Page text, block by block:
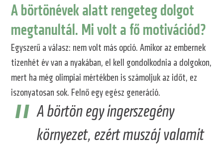
A börtönévek alatt rengeteg dolgot
megtanultál. Mi volt a fő motivációd?
Egyszerű a válasz: nem volt más opció. Amikor az embernek
tizenhét év van a nyakában, el kell gondolkodnia a dolgokon,
mert ha még olimpiai mértékben is számoljuk az időt, ez
iszonyatosan sok. Felnő egy egész generáció.
A börtön egy ingerszegény
környezet, ezért muszáj valamit